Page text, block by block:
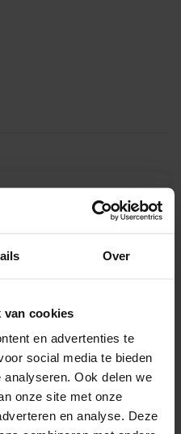
Over
van cookies
en advertenties te
social media te bieden
Ook delen we
onze site met onze
en analyse. Deze